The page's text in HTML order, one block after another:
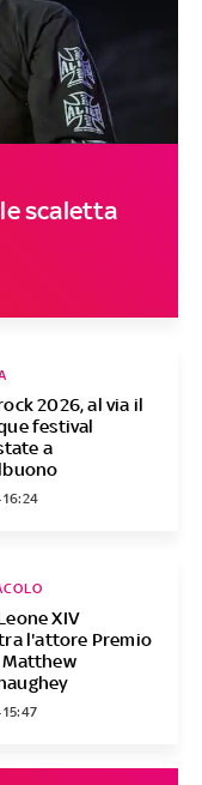
scaletta
2026, al via il
festival
a
16:24
XIV
l'attore Premio
Matthew
15:47